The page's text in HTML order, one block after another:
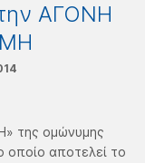
ΑΓΟΝΗ
της ομώνυμης
οποίο αποτελεί το